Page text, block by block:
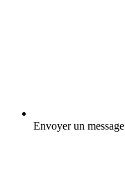
Envoyer un message